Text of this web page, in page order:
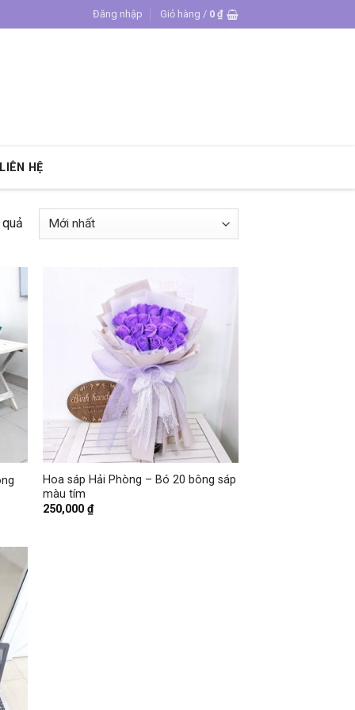
Đăng nhập Giỏ hàng / 0 ₫
LIÊN HỆ
Hoa sáp Hải Phòng – Bó 20 bông sáp
màu tím
250,000₫